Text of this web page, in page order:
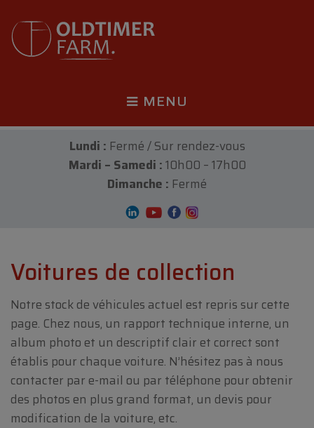
MENU
Lundi : Fermé / Sur rendez-vous
Mardi – Samedi :10h00 – 17h00
Dimanche : Fermé
Voitures de collection
Notre stock de véhicules actuel est repris sur cette
page. Chez nous, un rapport technique interne, un
album photo et un descriptif clair et correct sont
établis pour chaque voiture. N’hésitez pas à nous
contacter par e-mail ou par téléphone pour obtenir
des photos en plus grand format, un devis pour
modification de la voiture, etc.